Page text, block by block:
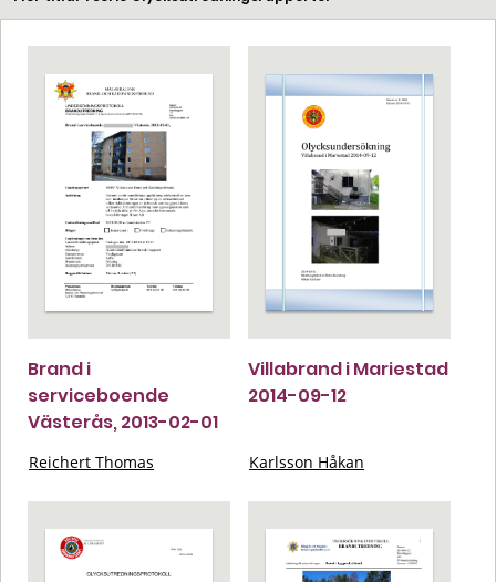
Brand i
serviceboende
Västerås, 2013-02-01
Reichert Thomas
Villabrand i Mariestad
2014-09-12
Karlsson Håkan